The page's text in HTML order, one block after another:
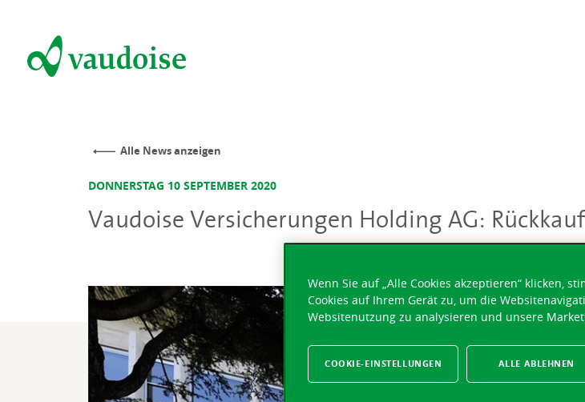
Alle News anzeigen
DONNERSTAG 10 SEPTEMBER 2020
Vaudoise Versicherungen Holding AG:
Wenn Sie auf „Alle Cookies akzeptieren“ klicken,
Cookies auf Ihrem Gerät zu, um die
Websitenutzung zu analysieren und unsere
ALLE ABLEHNEN
COOKIE-EINSTELLUNGEN